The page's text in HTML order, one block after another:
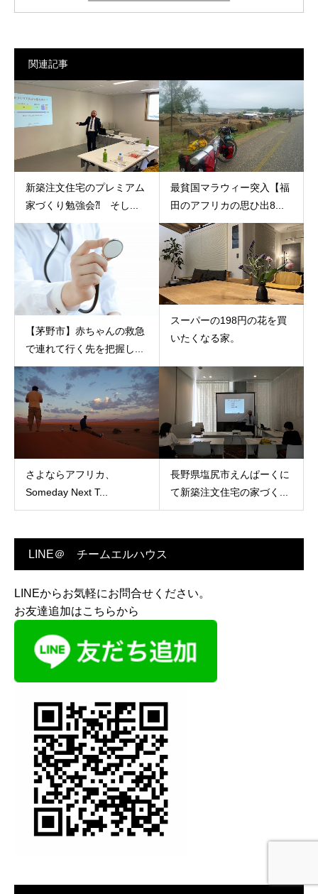
関連記事
新築注文住宅のプレミアム
家づくり勉強会⁈ そし...
最貧国マラウィー突入【福
田のアフリカの思ひ出8...
【茅野市】赤ちゃんの救急
で連れて行く先を把握し...
スーパーの198円の花を買
いたくなる家。
さよならアフリカ、
Someday Next T...
長野県塩尻市えんぱーくに
て新築注文住宅の家づく...
LINE＠ チームエルハウス
LINEからお気軽にお問合せください。
お友達追加はこちらから
お電話